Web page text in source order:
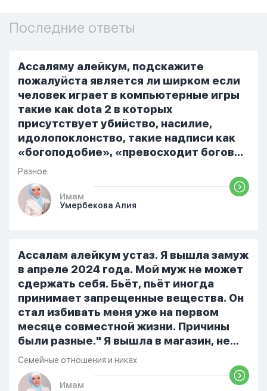
Последние ответы
Ассаляму алейкум, подскажите
пожалуйста является ли ширком если
человек играет в компьютерные игры
такие как dota 2 в которых
присутствует убийство, насилие,
идолопоклонство, такие надписи как
«богоподобие», «превосходит богов»,
но при этом человек полностью
признает и соблюдает все столпы
Ислама и эта игра не мешает ему
выполнять ему его обязанности по
является Единым Богом и не
принимает слова и контекст игры в
серьез, относиться к игре только как к
развлечению и...
Разное
Имам
Умербекова Алия
Ассалам алейкум устаз. Я вышла замуж
в апреле 2024 года. Мой муж не может
сдержать себя. Бьёт, пьёт иногда
принимает запрещенные вещества. Он
стал избивать меня уже на первом
месяце совместной жизни. Причины
были разные." Я вышла в магазин, не
помыла вовремя посуду, не
приготовила во время еду, прошу
немного времени и любви" он никогда
Семейные отношения и никах
Имам